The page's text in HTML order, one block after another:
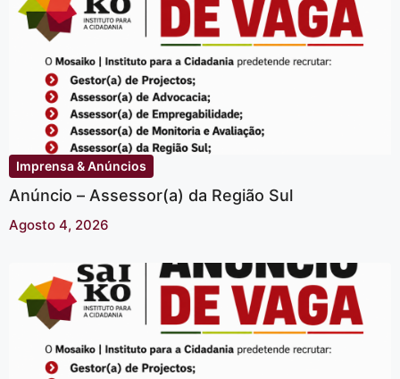
Imprensa & Anúncios
Anúncio – Assessor(a) da Região Sul
Agosto 4, 2026